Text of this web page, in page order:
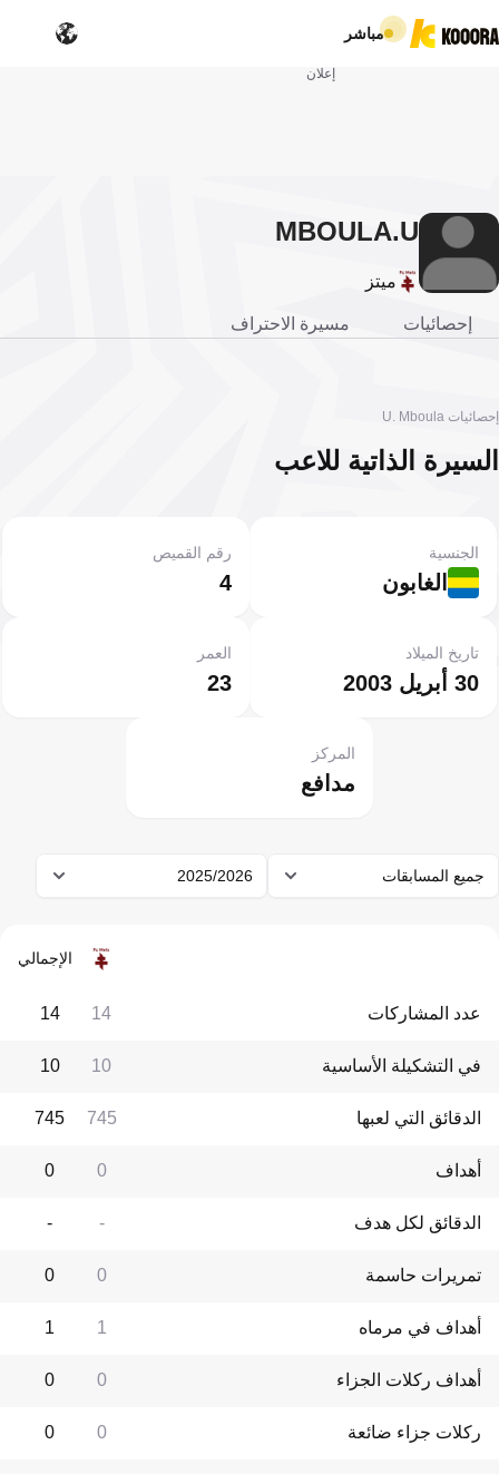
مباشر
إعلان
U.
MBOULA
ميتز
إحصائيات مسيرة الاحتراف
إحصائيات U. Mboula
السيرة الذاتية للاعب
الغابون
الجنسية
4
رقم القميص
30 أبريل 2003
تاريخ الميلاد
23
العمر
مدافع
المركز
جميع المسابقات 2025/2026
الإجمالي
عدد المشاركات 14
14
في التشكيلة الأساسية 10
10
الدقائق التي لعبها 745
745
أهداف 0
0
الدقائق لكل هدف -
-
تمريرات حاسمة 0
0
أهداف في مرماه 1
1
أهداف ركلات الجزاء 0
0
ركلات جزاء ضائعة 0
0